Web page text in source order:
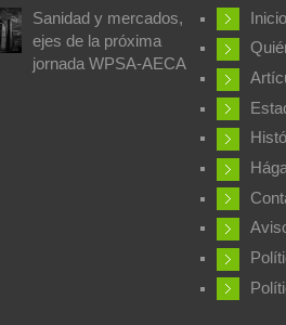
Sanidad y mercados,
ejes de la próxima
jornada WPSA-AECA
Inicio